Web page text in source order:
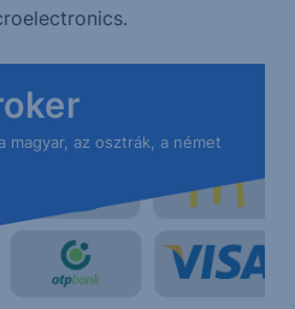
magyar, az osztrák, a német